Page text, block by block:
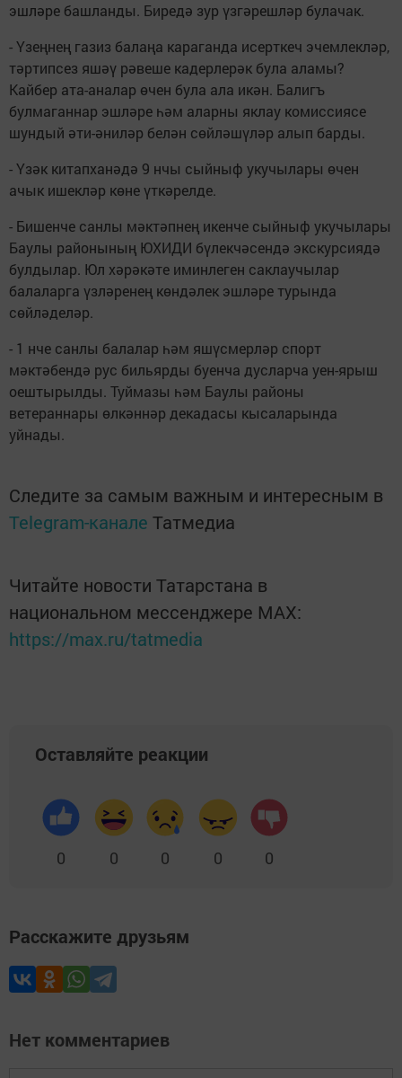
эшләре башланды. Биредә зур үзгәрешләр булачак.
- Үзеңнең газиз балаңа караганда исерткеч эчемлекләр,
тәртипсез яшәү рәвеше кадерлерәк була аламы?
Кайбер ата-аналар өчен була ала икән. Балигъ
булмаганнар эшләре һәм аларны яклау комиссиясе
шундый әти-әниләр белән сөйләшүләр алып барды.
- Үзәк китапханәдә 9 нчы сыйныф укучылары өчен
ачык ишекләр көне үткәрелде.
- Бишенче санлы мәктәпнең икенче сыйныф укучылары
Баулы районының ЮХИДИ бүлекчәсендә экскурсиядә
булдылар. Юл хәрәкәте иминлеген саклаучылар
балаларга үзләренең көндәлек эшләре турында
сөйләделәр.
- 1 нче санлы балалар һәм яшүсмерләр спорт
мәктәбендә рус бильярды буенча дусларча уен-ярыш
оештырылды. Туймазы һәм Баулы районы
ветераннары өлкәннәр декадасы кысаларында
уйнады.
Следите за самым важным и интересным в
Telegram-канале Татмедиа
Читайте новости Татарстана в
национальном мессенджере MАХ:
https://max.ru/tatmedia
Оставляйте реакции
0 0 0 0 0
Расскажите друзьям
Нет комментариев